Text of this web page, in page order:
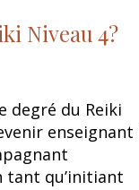
Niveau 4?
degré du Reiki
enseignant
tant qu’initiant